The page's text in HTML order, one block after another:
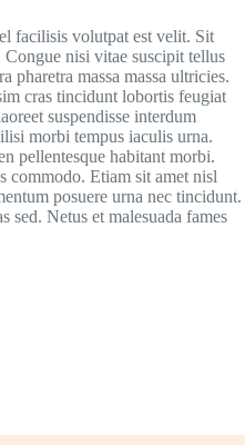
facilisis volutpat est velit. Sit
nisi vitae suscipit tellus
pharetra massa massa ultricies.
cras tincidunt lobortis feugiat
suspendisse interdum
morbi tempus iaculis urna.
pellentesque habitant morbi.
commodo. Etiam sit amet nisl
posuere urna nec tincidunt.
sed. Netus et malesuada fames